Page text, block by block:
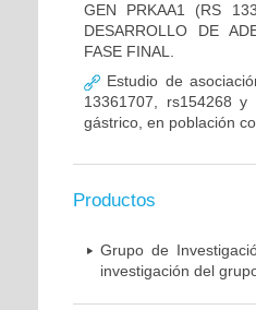
GEN PRKAA1 (RS
DESARROLLO DE
FASE FINAL.
Estudio de
13361707, rs154268 y
gástrico, en población
Productos
Grupo de
investigación del